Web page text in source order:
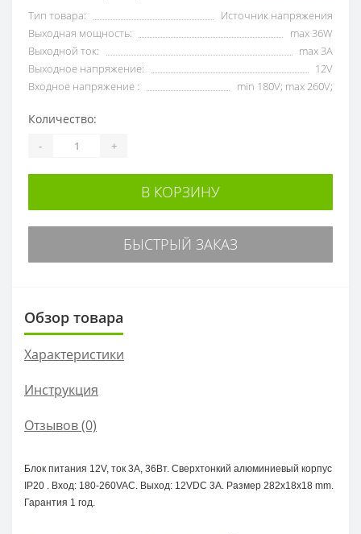
Тип товара:
Источник напряжения
Выходная мощность:
max 36W
Выходной ток:
max 3А
Выходное напряжение:
12V
Входное напряжение :
min 180V; max 260V;
Количество:
- +
В КОРЗИНУ
БЫСТРЫЙ ЗАКАЗ
Обзор товара
Характеристики
Инструкция
Отзывов (0)
Блок питания 12V, ток 3А, 36Вт. Сверхтонкий алюминиевый корпус
IP20 . Вход: 180-260VAC. Выход: 12VDC 3A. Размер 282x18x18 mm.
Гарантия 1 год.